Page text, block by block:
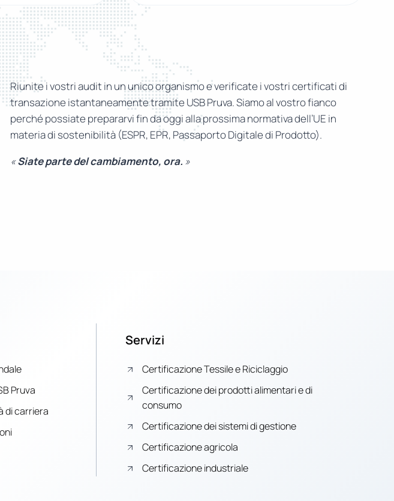
Riunite i vostri audit in un unico organismo e verificate i vostri certificati di
transazione istantaneamente tramite USB Pruva. Siamo al vostro fianco
perché possiate prepararvi fin da oggi alla prossima normativa dell’UE in
materia di sostenibilità (ESPR, EPR, Passaporto Digitale di Prodotto).
«Siate parte del cambiamento, ora. »
Pruva
di carriera
Servizi
Certificazione Tessile e Riciclaggio
Certificazione dei prodotti alimentari e di
consumo
Certificazione dei sistemi di gestione
Certificazione agricola
Certificazione industriale